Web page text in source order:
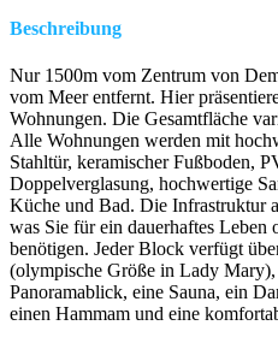
Beschreibung
Nur 1500m vom Zentrum von
vom Meer entfernt. Hier
Wohnungen. Die Gesamtfläche
Alle Wohnungen werden mit
Stahltür, keramischer Fußboden,
Doppelverglasung, hochwertige
Küche und Bad. Die Infrastruktur
was Sie für ein dauerhaftes
benötigen. Jeder Block verfügt
(olympische Größe in Lady
Panoramablick, eine Sauna, ein
einen Hammam und eine